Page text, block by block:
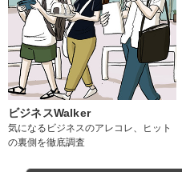
ビジネスWalker
気になるビジネスのアレコレ、ヒット
の裏側を徹底調査